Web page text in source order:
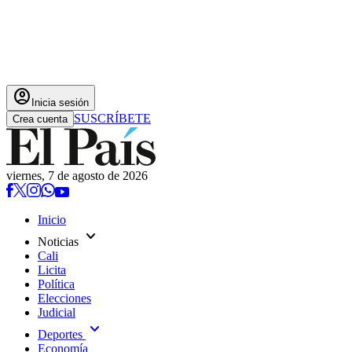
account_circle Inicia sesión
Crea cuenta SUSCRÍBETE
viernes, 7 de agosto de 2026
Inicio
Noticias expand_more
Cali
Licita
Política
Elecciones
Judicial
Deportes expand_more
Economía